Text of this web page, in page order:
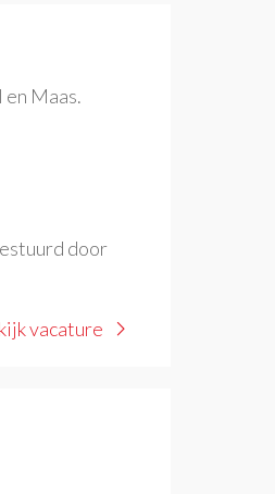
Maas.
door
vacature